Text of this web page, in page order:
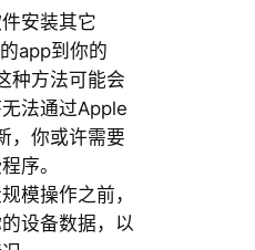
安装其它
app到你的
种方法可能会
法通过Apple
，你或许需要
序。
模操作之前，
设备数据，以